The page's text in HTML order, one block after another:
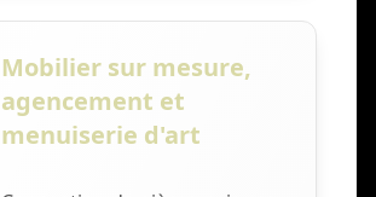
Mobilier sur mesure,
agencement et
menuiserie d'art